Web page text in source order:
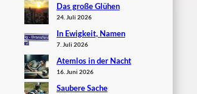
Das große Glühen
24. Juli 2026
In Ewigkeit, Namen
7. Juli 2026
Atemlos in der Nacht
16. Juni 2026
Saubere Sache